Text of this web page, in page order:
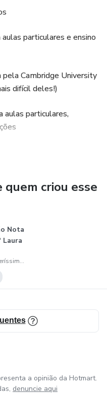
particulares e ensino
Cambridge University
difícil deles!)
aulas particulares,
por literatura, artes,
criou esse
Nota
Laura
Laura Beatriz Veríssimo Pironi
a opinião da Hotmart.
denuncie aqui